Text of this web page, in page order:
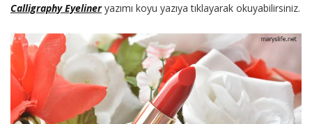
Calligraphy Eyelineryazımı koyu yazıya tıklayarak okuyabilirsiniz.